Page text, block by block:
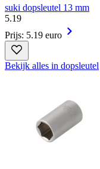
suki dopsleutel 13 mm
5.19
Prijs: 5.19 euro
Bekijk alles in dopsleutel